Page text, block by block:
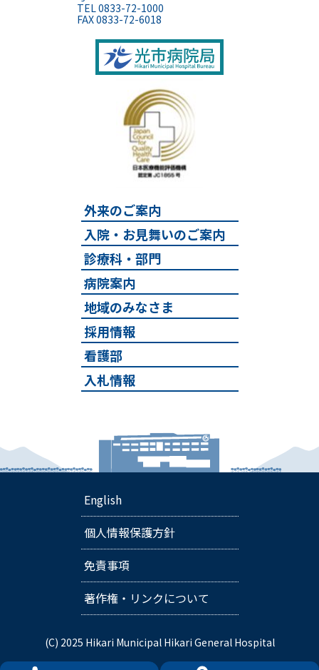
TEL 0833-72-1000
FAX 0833-72-6018
外来のご案内
入院・お見舞いのご案内
診療科・部門
病院案内
地域のみなさま
採用情報
看護部
入札情報
English
個人情報保護方針
免責事項
著作権・リンクについて
(C) 2025 Hikari Municipal Hikari General Hospital